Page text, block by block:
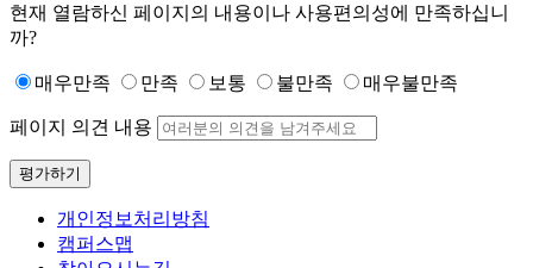
현재 열람하신 페이지의 내용이나 사용편의성에 만족하십니
까?
매우만족 만족 보통 불만족 매우불만족
페이지 의견 내용
평가하기
개인정보처리방침
캠퍼스맵